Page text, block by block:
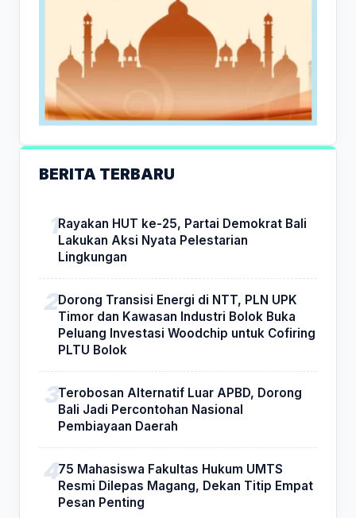
BERITA TERBARU
Rayakan HUT ke-25, Partai Demokrat Bali
Lakukan Aksi Nyata Pelestarian
Lingkungan
Dorong Transisi Energi di NTT, PLN UPK
Timor dan Kawasan Industri Bolok Buka
Peluang Investasi Woodchip untuk Cofiring
PLTU Bolok
Terobosan Alternatif Luar APBD, Dorong
Bali Jadi Percontohan Nasional
Pembiayaan Daerah
75 Mahasiswa Fakultas Hukum UMTS
Resmi Dilepas Magang, Dekan Titip Empat
Pesan Penting